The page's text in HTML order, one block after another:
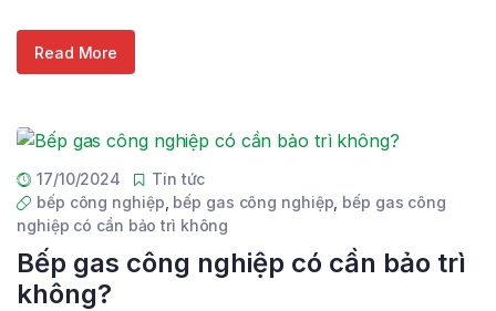
Read More
17/10/2024
Tin tức
bếp công nghiệp bếp gas công nghiệp bếp gas công
nghiệp có cần bảo trì không
Bếp gas công nghiệp có cần bảo trì
không?